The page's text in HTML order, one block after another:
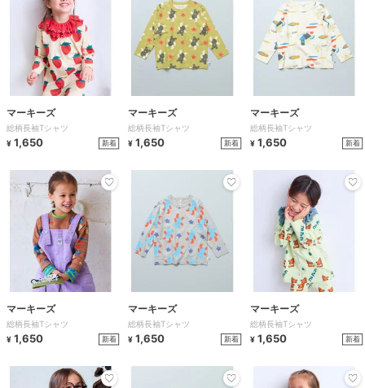
マーキーズ
総柄長袖Tシャツ
¥ 1,650 新着
マーキーズ
総柄長袖Tシャツ
¥ 1,650 新着
マーキーズ
総柄長袖Tシャツ
¥ 1,650 新着
マーキーズ
総柄長袖Tシャツ
¥ 1,650 新着
マーキーズ
総柄長袖Tシャツ
¥ 1,650 新着
マーキーズ
総柄長袖Tシャツ
¥ 1,650 新着